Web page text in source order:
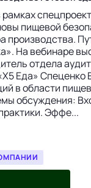
пищевой
производства.
На вебинаре
отдела
Еда» Спеценко
в области
обсуждения:
Эффе...